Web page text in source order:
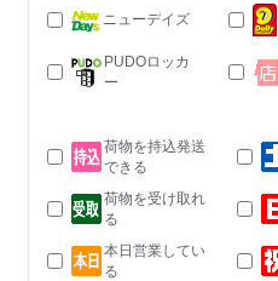
ニューデイズ
PUDOロッカ
ー
荷物を持込発送
できる
荷物を受け取れ
る
本日営業してい
る